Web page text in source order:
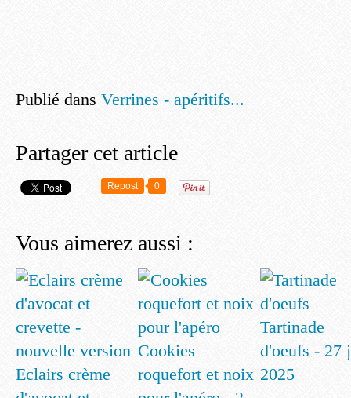
Publié dans Verrines - apéritifs...
Partager cet article
Repost 0
Vous aimerez aussi :
Eclairs crème
Cookies
roquefort et noix
Tartinade
d'oeufs - 27
2025